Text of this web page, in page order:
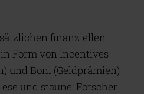
finanziellen
Form von Incentives
und Boni (Geldprämien)
und staune: Forscher